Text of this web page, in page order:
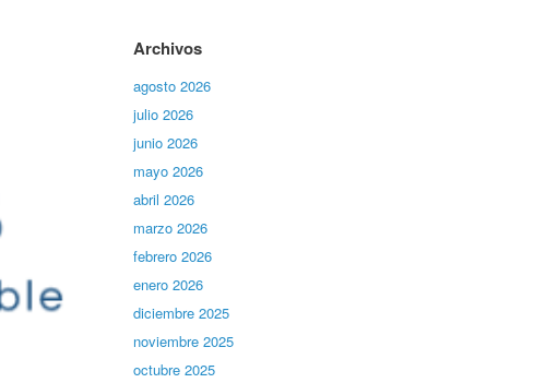
Archivos
agosto 2026
julio 2026
junio 2026
mayo 2026
abril 2026
marzo 2026
febrero 2026
enero 2026
diciembre 2025
noviembre 2025
octubre 2025